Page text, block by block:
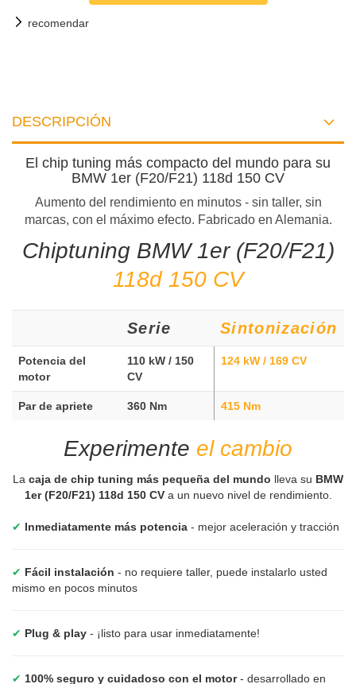
recomendar
DESCRIPCIÓN
El chip tuning más compacto del mundo para su
BMW 1er (F20/F21) 118d 150 CV
Aumento del rendimiento en minutos - sin taller, sin
marcas, con el máximo efecto. Fabricado en Alemania.
Chiptuning BMW 1er (F20/F21)
118d 150 CV
Serie Sintonización
Potencia del
motor
110 kW / 150
CV
124 kW / 169 CV
Par de apriete 360 Nm 415 Nm
Experimente el cambio
La caja de chip tuning más pequeña del mundo lleva su BMW
1er (F20/F21) 118d 150 CVa un nuevo nivel de rendimiento.
✔ Inmediatamente más potencia - mejor aceleración y tracción
✔ Fácil instalación - no requiere taller, puede instalarlo usted
mismo en pocos minutos
✔ Plug & play - ¡listo para usar inmediatamente!
✔ 100% seguro y cuidadoso con el motor- desarrollado en